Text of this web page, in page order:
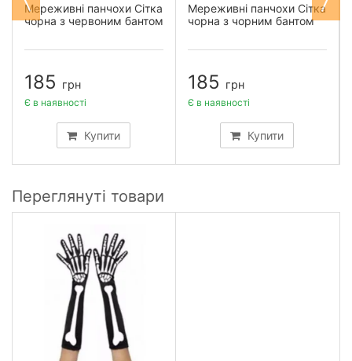
Мереживні панчохи Сітка
чорна з червоним бантом
185 грн
Купити
Є в наявності
Мереживні панчохи Сітка
чорна з чорним бантом
185 грн
Купити
Є в наявності
Переглянуті товари